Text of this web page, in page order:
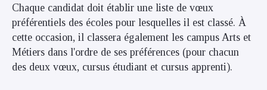
Chaque candidat doit établir une liste de vœux
préférentiels des écoles pour lesquelles il est classé. À
cette occasion, il classera également les campus Arts et
Métiers dans l'ordre de ses préférences (pour chacun
des deux vœux, cursus étudiant et cursus apprenti).